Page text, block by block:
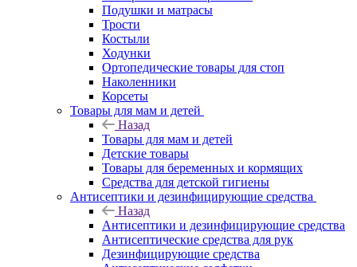
Подушки и матрасы
Трости
Костыли
Ходунки
Ортопедические товары для стоп
Наколенники
Корсеты
Товары для мам и детей
Назад
Товары для мам и детей
Детские товары
Товары для беременных и кормящих
Средства для детской гигиены
Антисептики и дезинфицирующие средства
Назад
Антисептики и дезинфицирующие средства
Антисептические средства для рук
Дезинфицирующие средства